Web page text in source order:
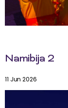
Namibija 2
11 Jun 2026